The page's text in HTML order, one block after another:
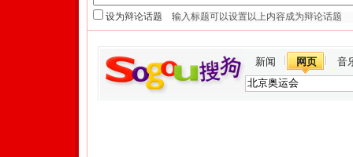
设为辩论话题
新闻 网页 音